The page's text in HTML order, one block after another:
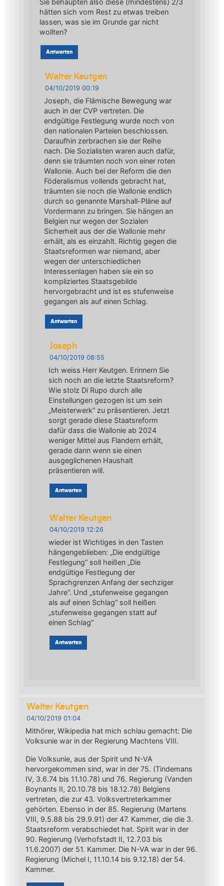
Sie behaupten also diese (mindestens) 2/3
hätten sich vom Rest zu etwas treiben
lassen, was sie im Grunde gar nicht
wollten?
Antworten
Walter Keutgen
04/10/2019 00:19
Joseph, die Flämische Bewegung war
auch in der CVP vertreten. Die
endgültige Festlegung wurde noch von
den nationalen Parteien beschlossen.
Daraufhin zerbrachen sie der Reihe
nach. Die Sozialisten waren auch dafür,
denn sie träumten noch von einer roten
Wallonie. Auch bei der Reform die den
Föderalismus vollends gebracht hat,
träumten sie noch die Wallonie endlich
durch so genannte Marshall-Pläne auf
Vordermann zu bringen. Sie hängen an
Belgien nur wegen der Sozialen
Sicherheit aus der die Wallonie mehr
erhält, als es einzahlt. Richtig gegen die
Staatsreformen war niemand, aber
wegen der unterschiedlichen
Interessenlagen haben sie ein so
kompliziertes Staatsgebilde
hervorgebracht und ist es stufenweise
gegangen als auf einen Schlag.
Antworten
Joseph
04/10/2019 08:55
Ich weiss Herr Keutgen. Erinnern Sie
sich noch an die letzte Staatsreform?
Wie stolz Di Rupo durch alle
Einstellungen gezogen ist um sein
„Meisterwerk“ zu präsentieren. Jetzt
sorgt gerade diese Staatsreform
dafür dass die Wallonie ab 2024
weniger Mittel aus Flandern erhält,
gerade dann wenn sie einen
ausgeglichenen Haushalt
präsentieren will.
Antworten
Walter Keutgen
04/10/2019 12:26
wieder ist Wichtiges in den Tasten
hängengeblieben: „Die endgültige
Festlegung“ soll heißen „Die
endgültige Festlegung der
Sprachgrenzen Anfang der sechziger
Jahre“. Und „stufenweise gegangen
als auf einen Schlag“ soll heißen
„stufenweise gegangen statt auf
einen Schlag“
Antworten
Walter Keutgen
04/10/2019 01:04
Mithörer, Wikipedia hat mich schlau gemacht: Die
Volksunie war in der Regierung Machtens VIII.
Die Volksunie, aus der Spirit und N-VA
hervorgekommen sind, war in der 75. (Tindemans
IV, 3.6.74 bis 11.10.78) und 76. Regierung (Vanden
Boynants II, 20.10.78 bis 18.12.78) Belgiens
vertreten, die zur 43. Volksvertreterkammer
gehörten. Ebenso in der 85. Regierung (Martens
VIII, 9.5.88 bis 29.9.91) der 47. Kammer, die die 3.
Staatsreform verabschiedet hat. Spirit war in der
90. Regierung (Verhofstadt II, 12.7.03 bis
11.6.2007) der 51. Kammer. Die N-VA war in der 96.
Regierung (Michel I, 11.10.14 bis 9.12.18) der 54.
Kammer.